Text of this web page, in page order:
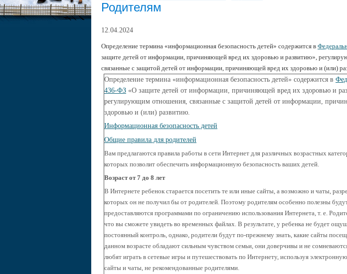
Родителям
12.04.2024
Определение термина «информационная безопасность детей» содержится в
защите детей от информации, причиняющей вред их здоровью и развитию»,
связанные с защитой детей от информации, причиняющей вред их здоровью и (или)
Определение термина «информационная безопасность детей» содержится в
436-ФЗ «О защите детей от информации, причиняющей вред их здоровью и
регулирующим отношения, связанные с защитой детей от информации,
здоровью и (или) развитию.
Информационная безопасность детей
Общие правила для родителей
Вам предлагаются правила работы в сети Интернет для различных возрастных
которых позволит обеспечить информационную безопасность ваших детей.
Возраст от 7 до 8 лет
В Интернете ребенок старается посетить те или иные сайты, а возможно и чаты,
которых он не получил бы от родителей. Поэтому родителям особенно полезны
предоставляются программами по ограничению использования Интернета, т. е.
что вы сможете увидеть во временных файлах. В результате, у ребенка не будет
постоянный контроль, однако, родители будут по-прежнему знать, какие сайты
данном возрасте обладают сильным чувством семьи, они доверчивы и не
любят играть в сетевые игры и путешествовать по Интернету, используя
сайты и чаты, не рекомендованные родителями.